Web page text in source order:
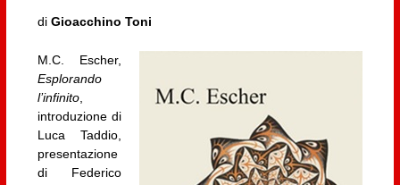
di Gioacchino Toni
M.C. Escher,
Esplorando
l’infinito,
introduzione di
Luca Taddio,
presentazione
di Federico